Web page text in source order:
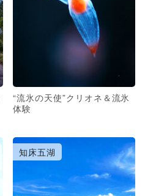
“流氷の天使”クリオネ＆流氷
体験
知床五湖